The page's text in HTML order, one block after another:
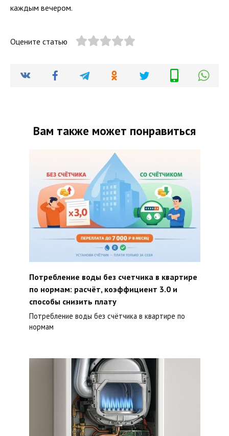
каждым вечером.
Оцените статью
Вам также может понравиться
Потребление воды без счетчика в квартире
по нормам: расчёт, коэффициент 3.0 и
способы снизить плату
Потребление воды без счётчика в квартире по
нормам